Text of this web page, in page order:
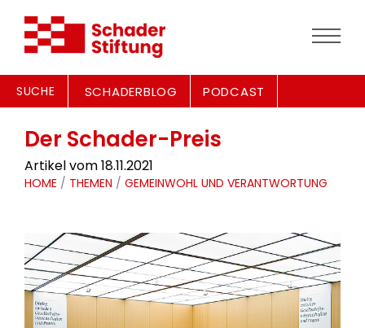
SUCHE SCHADERBLOG PODCAST
Der Schader-Preis
Artikel vom 18.11.2021
HOME / THEMEN / GEMEINWOHL UND VERANTWORTUNG